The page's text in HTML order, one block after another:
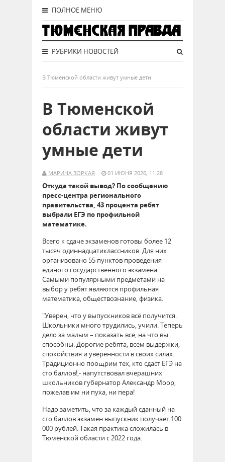
ПОЛНОЕ МЕНЮ
РУБРИКИ НОВОСТЕЙ
В Тюменской области живут умные дети
В Тюменской
области живут
умные дети
МАРИНА ЗОРКАЯ 01 ИЮНЯ 2026, 11:28
Откуда такой вывод? По сообщению
пресс-центра регионального
правительства, 43 процента ребят
выбрали ЕГЭ по профильной
математике.
Всего к сдаче экзаменов готовы более 12
тысяч одиннадцатиклассников. Для них
организовано 55 пунктов проведения
единого государственного экзамена.
Самыми популярными предметами на
выбор у ребят являются профильная
математика, обществознание, физика.
"Уверен, что у выпускников всё получится.
Школьники много трудились, учили. Теперь
дело за малым – показать всё, на что вы
способны. Дорогие ребята, всем выдержки,
спокойствия и уверенности в своих силах.
Традиционно поощрим тех, кто сдаст ЕГЭ на
сто баллов!,- напутствовал вчерашних
школьников губернатор Александр Моор,
пожелав им ни пуха, ни пера!
Надо заметить, что за каждый сданный на
сто баллов экзамен выпускник получает 100
000 рублей. Такая практика сложилась в
Тюменской области с 2022 года.